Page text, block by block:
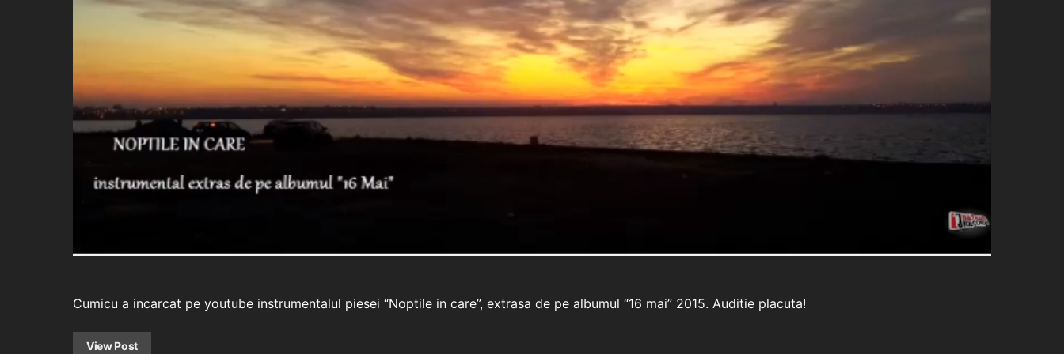
Cumicu a incarcat pe youtube instrumentalul piesei “Noptile in care”, extrasa de pe albumul “16 mai” 2015. Auditie placuta!
View Post